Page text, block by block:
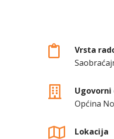
Vrsta
Ugovorni
Općina
Lokacija